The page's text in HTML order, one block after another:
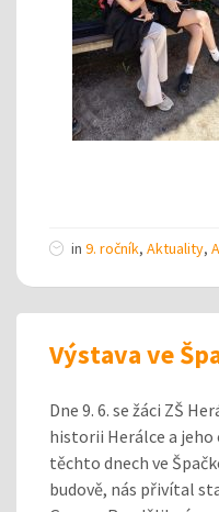
in 9. ročník, Aktuality,
Výstava ve
Dne 9. 6. se žáci ZŠ
historii Herálce a jeho
těchto dnech ve
budově, nás přivítal